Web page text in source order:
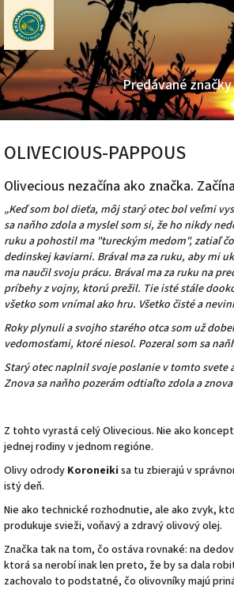
Prejsť
obsah
Predávané značky
OLIVECIOUS-PAPPOUS
Olivecious nezačína ako značka.
„Keď som bol dieťa, môj starý otec bol veľmi
sa naňho zdola a myslel som si, že ho nikdy
ruku a pohostil ma "tureckým medom", zatiaľ
dedinskej kaviarni. Brával ma za ruku, aby mi
ma naučil svoju prácu. Brával ma za ruku na
príbehy z vojny, ktorú prežil. Tie isté stále
všetko som vnímal ako hru. Všetko čisté a
Roky plynuli a svojho starého otca som už
vedomosťami, ktoré niesol. Pozeral som sa
Starý otec naplnil svoje poslanie v tomto svete
Znova sa naňho pozerám odtiaľto zdola a
Z tohto vyrastá celý Olivecious. Nie ako
jednej rodiny v jednom regióne.
Olivy odrody Koroneiki sa tu zbierajú v
istý deň.
Nie ako technické rozhodnutie, ale ako zvyk,
produkuje svieži, voňavý a zdravý olivový olej.
Značka tak na tom, čo ostáva rovnaké: na
ktorá sa nerobí inak len preto, že by sa dala
zachovalo to podstatné, čo olivovníky majú